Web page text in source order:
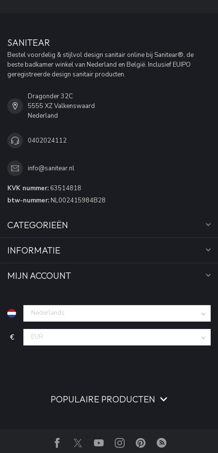
SANITEAR
Bestel voordelig & stijlvol design sanitair online bij Sanitear®, de
beste badkamer winkel van Nederland en België. Inclusief EUIPO
geregistreerde design sanitair producten.
Dragonder 32C
5555 XZ Valkenswaard
Nederland
0402024112
info@sanitear.nl
KVK nummer: 63514818
btw-nummer: NL002415984B28
CATEGORIEËN
INFORMATIE
MIJN ACCOUNT
€
POPULAIRE PRODUCTEN